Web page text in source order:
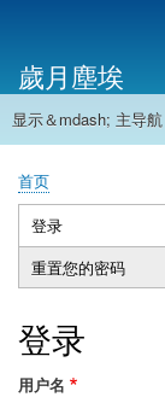
帐
户
菜
单
歲月塵埃
主
航
显示＆mdash; 主导航
首页
面
包
屑
首页
主
标
登录
动
标
重置您的密码
登录
用户名